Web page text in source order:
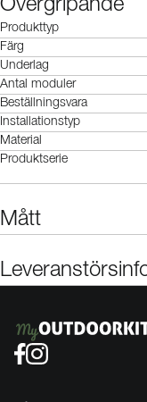
Övergripande
Produkttyp
Färg
Underlag
Antal moduler
Beställningsvara
Installationstyp
Material
Produktserie
Mått